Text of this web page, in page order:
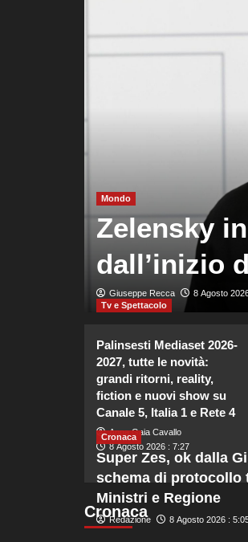
Mondo
Zelensky
dall’inizio
Giuseppe Recca 8 Agosto
Tv e Spettacolo
Palinsesti Mediaset 2026-
2027, tutte le novità:
grandi ritorni, reality,
fiction e nuovi show su
Canale 5, Italia 1 e Rete 4
Anna Gaia Cavallo
8 Agosto 2026 : 7:27
Cronaca
Cronaca
Super Zes, ok dalla
schema di protocollo
Ministri e Regione
Redazione 8 Agosto 2026 :